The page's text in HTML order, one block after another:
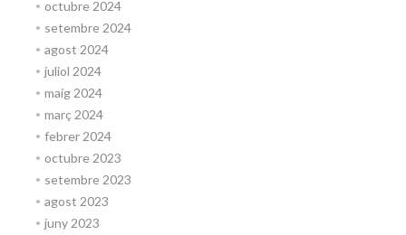
octubre 2024
setembre 2024
agost 2024
juliol 2024
maig 2024
març 2024
febrer 2024
octubre 2023
setembre 2023
agost 2023
juny 2023